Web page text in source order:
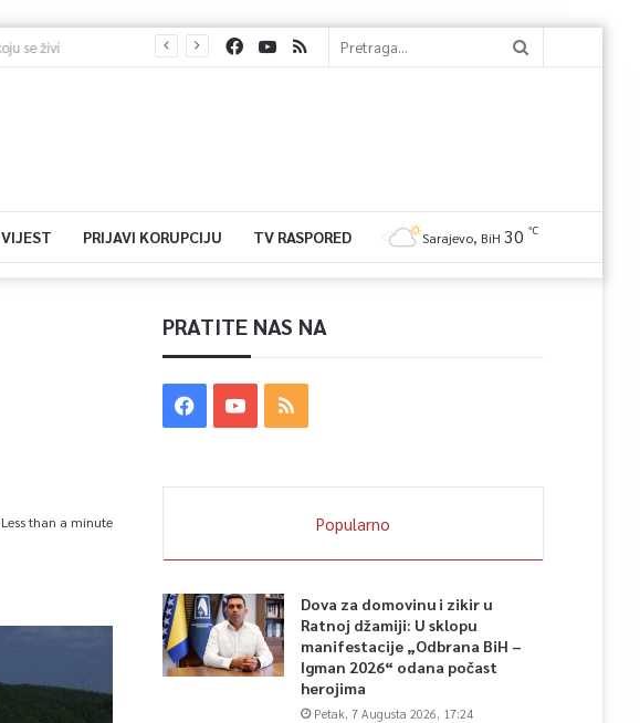
se živi
PRIJAVI KORUPCIJU TV RASPORED Sarajevo, BiH 30 ℃
than a minute
PRATITE NAS NA
Popularno
Dova za domovinu i zikir u
Ratnoj džamiji: U sklopu
manifestacije „Odbrana BiH –
Igman 2026“ odana počast
herojima
Petak, 7 Augusta 2026, 17:24